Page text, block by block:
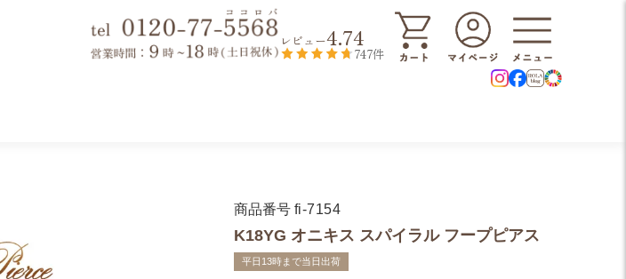
レビュー4.74
747件
商品番号 fi-7154
K18YG オニキス スパイラル フープピアス
平日13時まで当日出荷